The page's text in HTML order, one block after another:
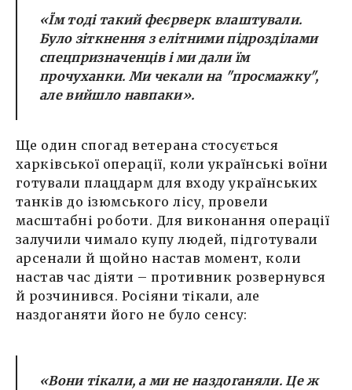
«Їм тоді такий феєрверк влаштували.
Було зіткнення з елітними підрозділами
спецпризначенців і ми дали їм
прочуханки. Ми чекали на "просмажку",
але вийшло навпаки».
Ще один спогад ветерана стосується
харківської операції, коли українські воїни
готували плацдарм для входу українських
танків до ізюмського лісу, провели
масштабні роботи. Для виконання операції
залучили чимало купу людей, підготували
арсенали й щойно настав момент, коли
настав час діяти – противник розвернувся
й розчинився. Росіяни тікали, але
наздоганяти його не було сенсу:
«Вони тікали, а ми не наздоганяли. Це ж